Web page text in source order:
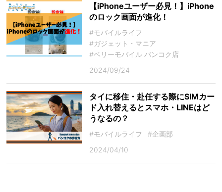
【iPhoneユーザー必見！】iPhone
のロック画面が進化！
#モバイルライフ
#ガジェット・マニア
#ベリーモバイル バンコク店
2024/09/24
タイに移住・赴任する際にSIMカー
ド入れ替えるとスマホ・LINEはど
うなるの？
#モバイルライフ
#企画部
2024/04/10